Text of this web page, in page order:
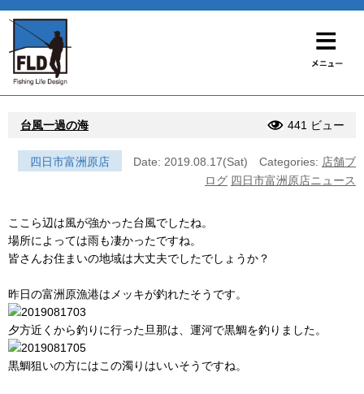
台風一過の海 441 ビュー
四日市富洲原店 Date: 2019.08.17(Sat) Categories: 店舗ブ
ログ 四日市富洲原店ニュース
ここら辺は風が強かった台風でしたね。
場所によっては雨も凄かったですね。
皆さんお住まいの地域は大丈夫でしたでしょうか？
昨日の富洲原漁港はメッキが釣れたそうです。
夕方近くから釣りに行った旦那は、運河で黒鯛を釣りました。
黒鯛狙いの方にはこの濁りはいいそうですね。